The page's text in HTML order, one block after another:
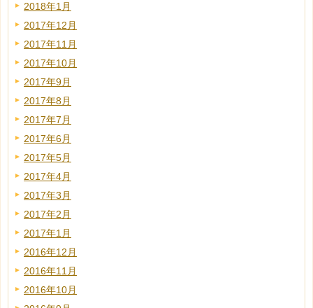
2018年1月
2017年12月
2017年11月
2017年10月
2017年9月
2017年8月
2017年7月
2017年6月
2017年5月
2017年4月
2017年3月
2017年2月
2017年1月
2016年12月
2016年11月
2016年10月